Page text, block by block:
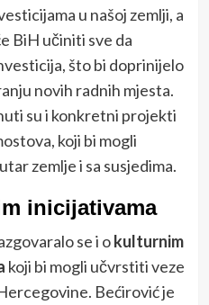
u našoj zemlji, a
BiH učiniti sve da
što bi doprinijelo
novih radnih mjesta.
su i konkretni projekti
koji bi mogli
zemlje i sa susjedima.
inicijativama
se i okulturnim
koji bi mogli učvrstiti veze
Bećirović je